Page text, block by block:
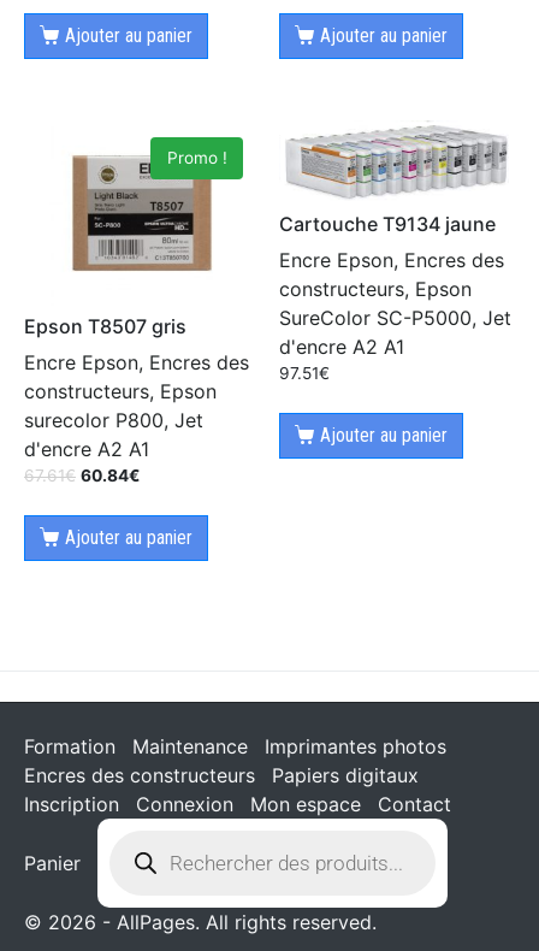
Ajouter au panier Ajouter au panier
Promo !
Epson T8507 gris
Encre Epson, Encres des
constructeurs, Epson
surecolor P800, Jet
d'encre A2 A1
67.61€ 60.84€
Ajouter au panier
Cartouche T9134 jaune
Encre Epson, Encres des
constructeurs, Epson
SureColor SC-P5000, Jet
d'encre A2 A1
97.51€
Ajouter au panier
Formation Maintenance
Imprimantes photos
Encres des constructeurs
Papiers digitaux
Inscription
Connexion Mon espace Contact
Panier
© 2026 - AllPages. All rights reserved.